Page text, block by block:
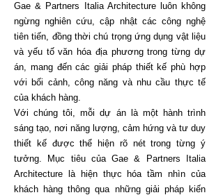
Gae & Partners Italia Architecture luôn không
ngừng nghiên cứu, cập nhật các công nghệ
tiên tiến, đồng thời chú trọng ứng dụng vật liệu
và yếu tố văn hóa địa phương trong từng dự
án, mang đến các giải pháp thiết kế phù hợp
với bối cảnh, công năng và nhu cầu thực tế
của khách hàng.
Với chúng tôi, mỗi dự án là một hành trình
sáng tạo, nơi năng lượng, cảm hứng và tư duy
thiết kế được thể hiện rõ nét trong từng ý
tưởng. Mục tiêu của Gae & Partners Italia
Architecture là hiện thực hóa tầm nhìn của
khách hàng thông qua những giải pháp kiến